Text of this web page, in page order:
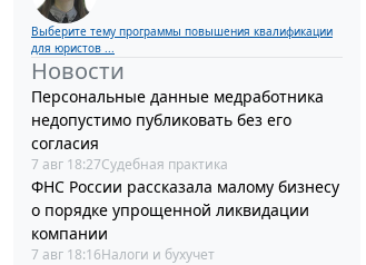
Выберите тему программы повышения квалификации
для юристов ...
Новости
Персональные данные медработника
недопустимо публиковать без его
согласия
7 авг 18:27Судебная практика
ФНС России рассказала малому бизнесу
о порядке упрощенной ликвидации
компании
7 авг 18:16Налоги и бухучет